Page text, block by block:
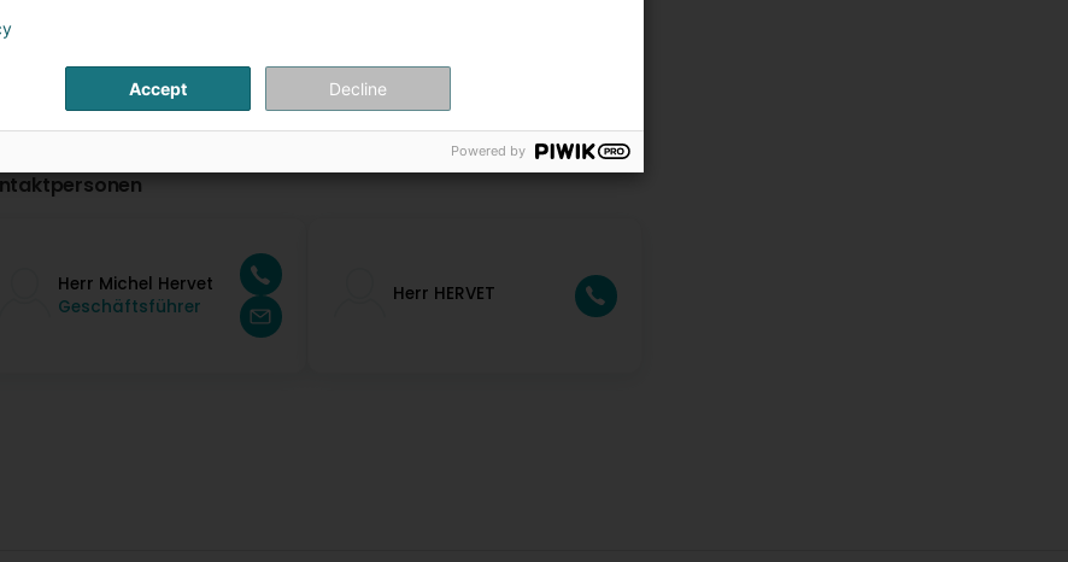
Herr Michel Hervet
Geschäftsführer
Herr HERVET
Accept Decline
Powered by